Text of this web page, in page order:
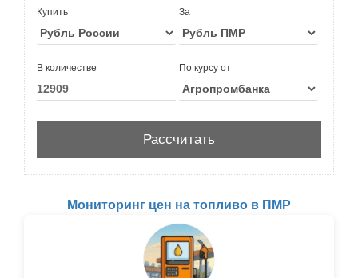
Купить За
В количестве По курсу от
Мониторинг цен на топливо в ПМР